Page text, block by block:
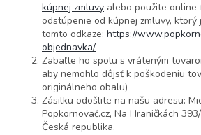
kúpnej zmluvy alebo použite online
odstúpenie od kúpnej zmluvy, ktorý
tomto odkaze: https://
objednavka/
Zabaľte ho spolu s vráteným
aby nemohlo dôjsť k poškodeniu
originálneho obalu)
Zásilku odošlite na našu adresu:
Popkornovač.cz, Na Hraničkách
Česká republika.